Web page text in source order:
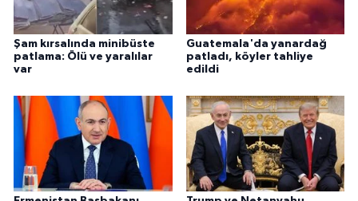
Şam kırsalında minibüste
patlama: Ölü ve yaralılar
var
Guatemala'da yanardağ
patladı, köyler tahliye
edildi